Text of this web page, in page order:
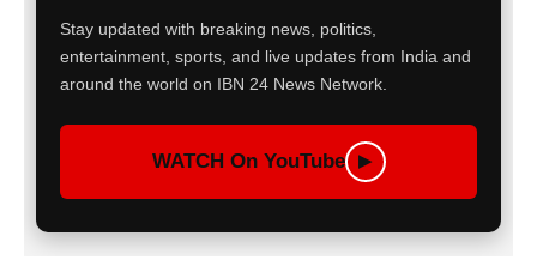
Stay updated with breaking news, politics,
entertainment, sports, and live updates from India and
around the world on IBN 24 News Network.
WATCH On YouTube ▶